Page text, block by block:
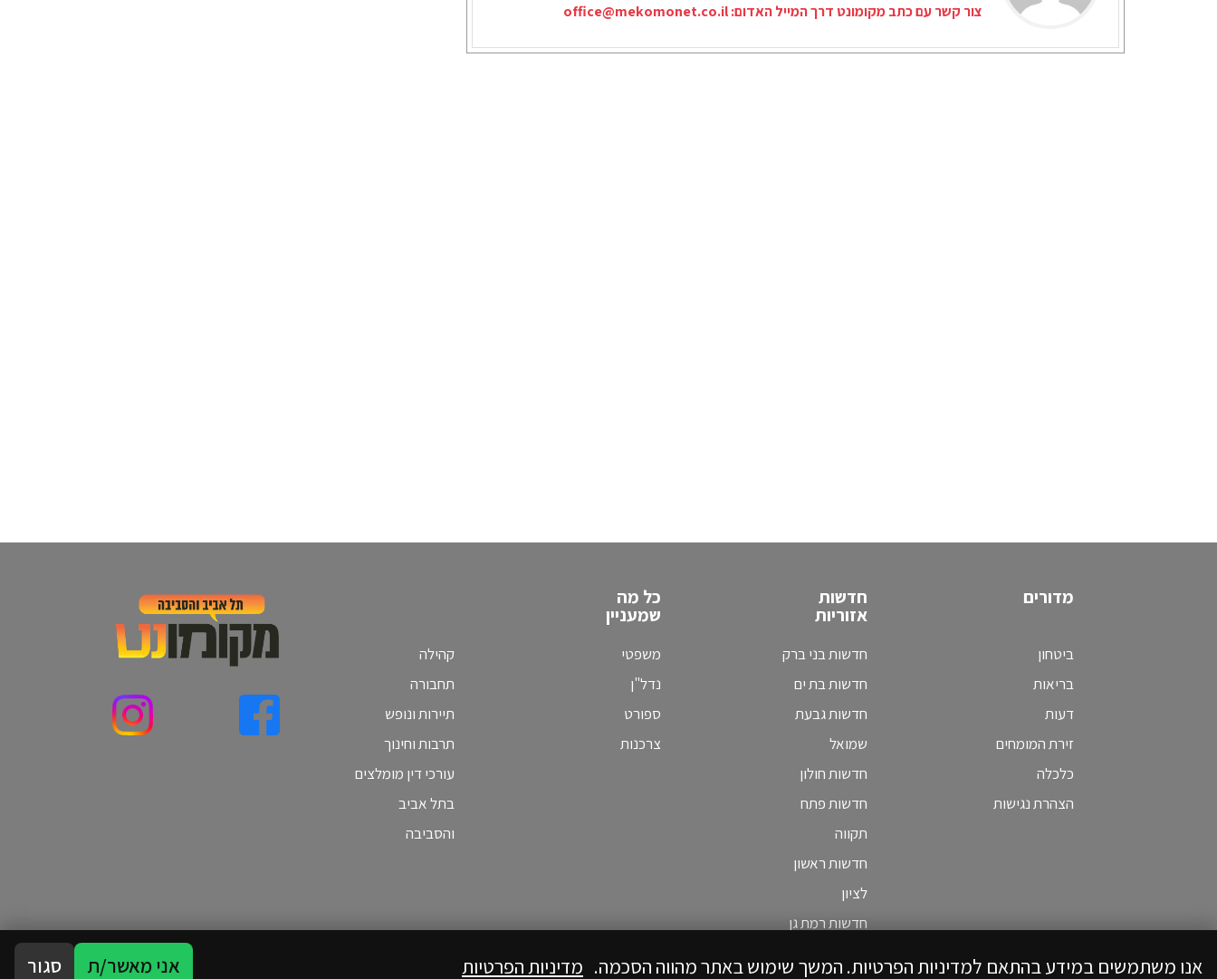
צור קשר עם כתב מקומונט דרך המייל האדום:office@mekomonet.co.il
מדורים
ביטחון
בריאות
דעות
זירת המומחים
כלכלה
הצהרת נגישות
חדשות
אזוריות
חדשות בני ברק
חדשות בת ים
חדשות גבעת
שמואל
חדשות חולון
חדשות פתח
תקווה
חדשות ראשון
לציון
חדשות רמת גן
כל מה
שמעניין
משפטי
נדל"ן
ספורט
צרכנות
קהילה
תחבורה
תיירות ונופש
תרבות וחינוך
עורכי דין מומלצים
בתל אביב
והסביבה
אנו משתמשים במידע בהתאם למדיניות הפרטיות. המשך שימוש באתר מהווה הסכמה. מדיניות הפרטיות אני מאשר/ת סגור